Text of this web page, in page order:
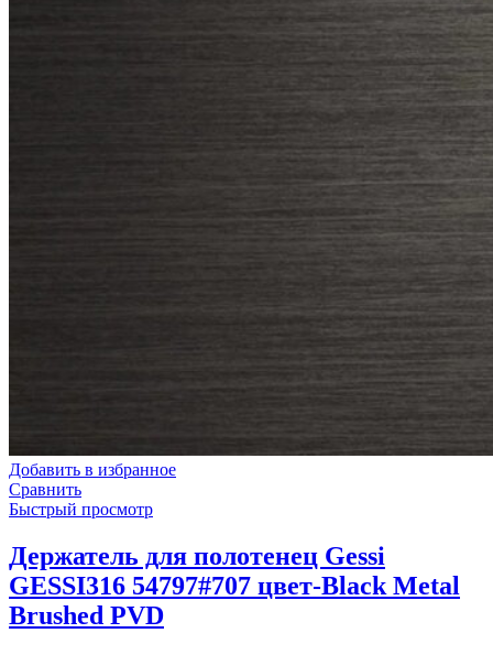
Добавить в избранное
Сравнить
Быстрый просмотр
Держатель для полотенец Gessi
GESSI316 54797#707 цвет-Black Metal
Brushed PVD